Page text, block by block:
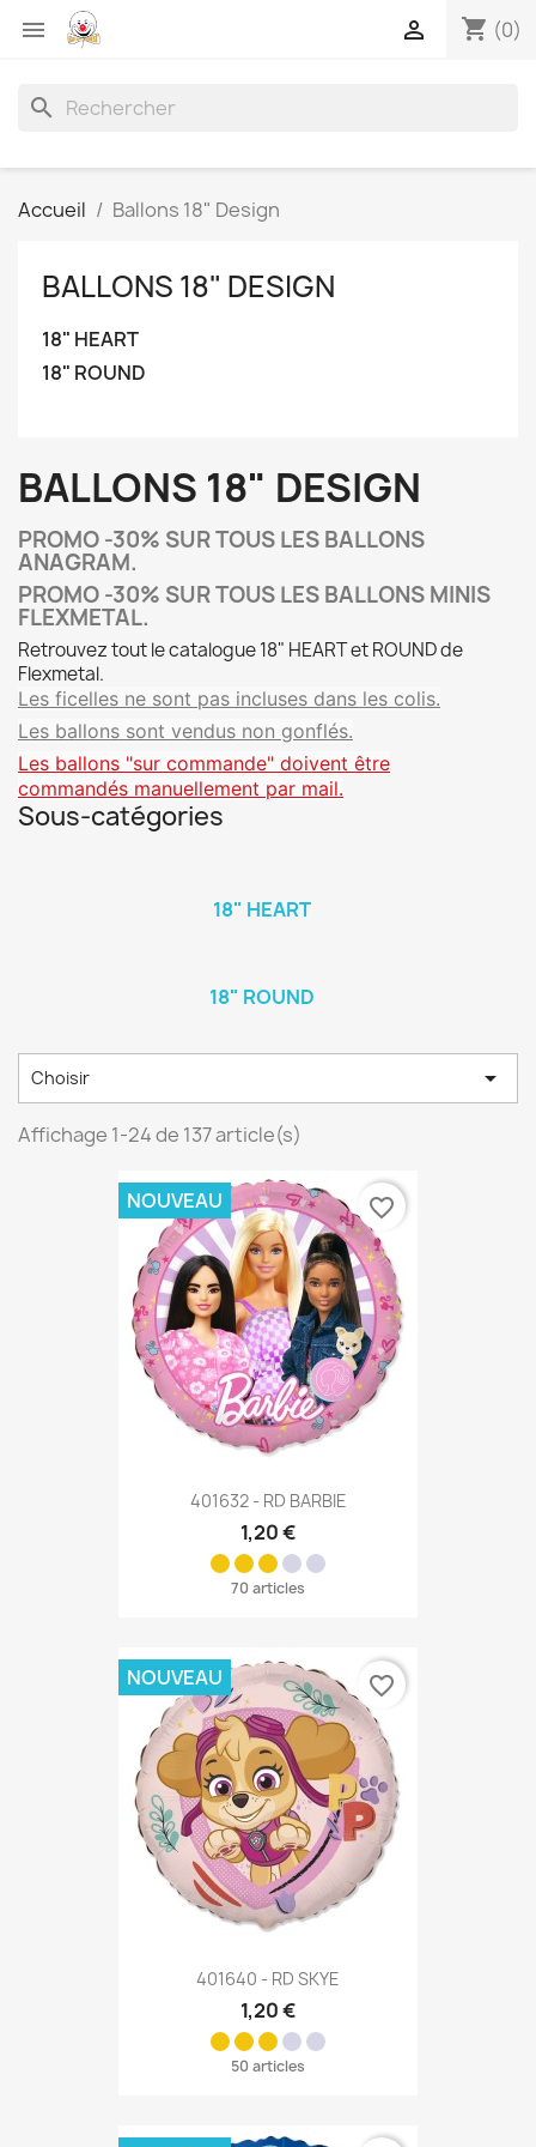
 shopping_cart (0)

search
Accueil Ballons 18" Design
BALLONS 18" DESIGN
18" HEART
18" ROUND
BALLONS 18" DESIGN
PROMO -30% SUR TOUS LES BALLONS
ANAGRAM.
PROMO -30% SUR TOUS LES BALLONS MINIS
FLEXMETAL.
Retrouvez tout le catalogue 18" HEART et ROUND de
Flexmetal.
Les ficelles ne sont pas incluses dans les colis.
Les ballons sont vendus non gonflés.
Les ballons "sur commande" doivent être
commandés manuellement par mail.
Sous-catégories
18" HEART
18" ROUND
Choisir 
Affichage 1-24 de 137 article(s)
401632 - RD BARBIE
1,20 €
70 articles
NOUVEAU favorite_border
401640 - RD SKYE
1,20 €
50 articles
NOUVEAU favorite_border